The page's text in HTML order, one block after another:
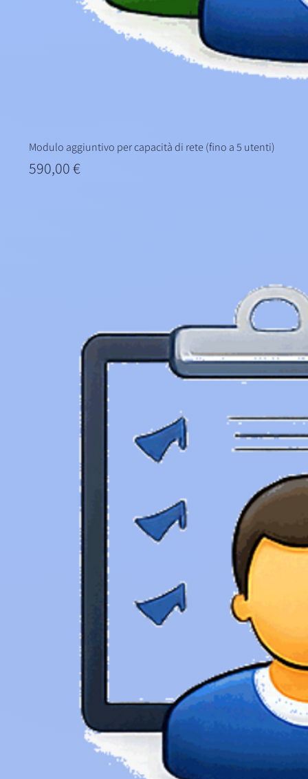
Modulo aggiuntivo per capacità di rete (fino a 5 utenti)
Prezzo
590,00 €